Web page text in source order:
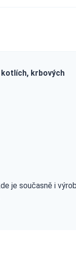
krbových
je současně i